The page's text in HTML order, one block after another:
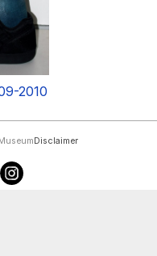
2010
Disclaimer